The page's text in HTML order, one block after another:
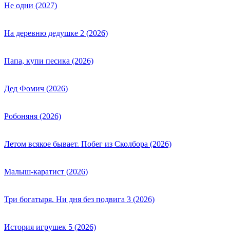
Не одни (2027)
На деревню дедушке 2 (2026)
Папа, купи песика (2026)
Дед Фомич (2026)
Робоняня (2026)
Летом всякое бывает. Побег из Сколбора (2026)
Малыш-каратист (2026)
Три богатыря. Ни дня без подвига 3 (2026)
История игрушек 5 (2026)